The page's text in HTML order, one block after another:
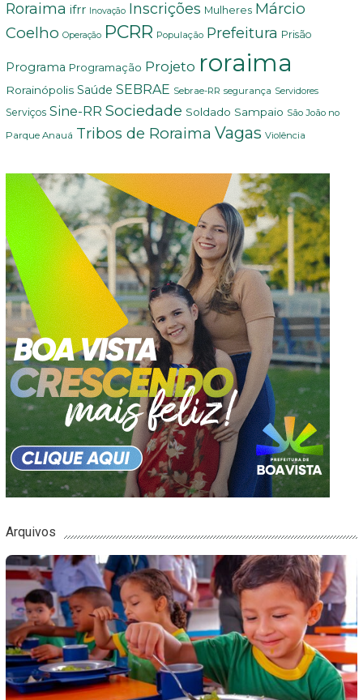
Roraima ifrr Inovação Inscrições Mulheres Márcio
Coelho Operação PCRR População Prefeitura Prisão
Programa Programação Projeto roraima
Rorainópolis Saúde SEBRAE Sebrae-RR segurança Servidores
Serviços Sine-RR Sociedade Soldado Sampaio São João no
Parque Anauá Tribos de Roraima Vagas Violência
Arquivos